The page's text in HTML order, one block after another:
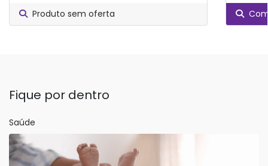
Produto sem oferta
Fique por dentro
Saúde